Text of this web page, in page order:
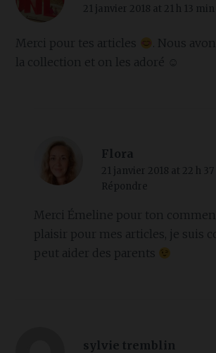
21 janvier 2018 at 21 h 13 min
Merci pour tes articles
. Nous
la collection et on les adoré ☺
Flora
21 janvier 2018 at 22 h
Répondre
Merci Émeline pour ton
plaisir pour mes articles, je suis
peut aider des parents
sylvie tremblin